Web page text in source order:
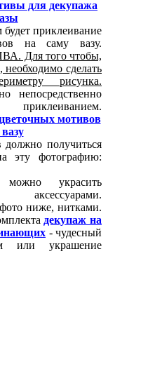
приклеивание
на саму вазу.
Для того чтобы,
сделать
рисунка.
непосредственно
должно получиться
эту фотографию:
украсить
аксессуарами.
ниже, нитками.
декупаж на
- чудесный
или украшение